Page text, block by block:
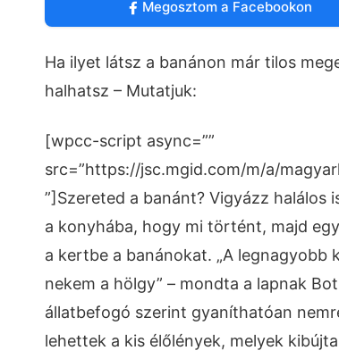
Megosztom a Facebookon
Ha ilyet látsz a banánon már tilos
halhatsz – Mutatjuk:
[wpcc-script async=””
src=”https://jsc.mgid.com/m/a/
”]Szereted a banánt? Vigyázz halálos
a konyhába, hogy mi történt, majd
a kertbe a banánokat. „A legnagyobb
nekem a hölgy” – mondta a lapnak
állatbefogó szerint gyaníthatóan
lehettek a kis élőlények, melyek